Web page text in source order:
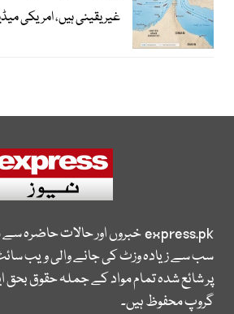
غیر یقینی ہیں، امریکی
express.pkخبروں اور حالات حاضرہ
سب سے زیادہ وزٹ کی جانے والی ویب
پر شائع شدہ تمام مواد کے جملہ حقوق
گروپ محفوظ ہیں۔